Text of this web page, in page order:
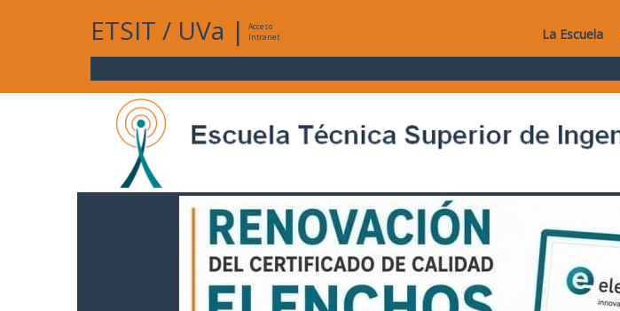
ETSIT / UVa |
Acceso
Intranet
La Escuela